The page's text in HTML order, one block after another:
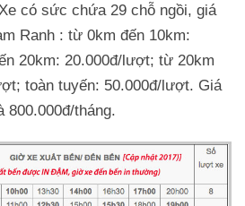
có sức chứa 29 chỗ ngồi, giá
Ranh : từ 0km đến 10km:
20km: 20.000đ/lượt; từ 20km
toàn tuyến: 50.000đ/lượt. Giá
800.000đ/tháng.